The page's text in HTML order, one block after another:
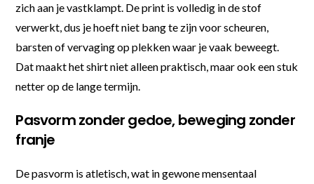
zich aan je vastklampt. De print is volledig in de stof
verwerkt, dus je hoeft niet bang te zijn voor scheuren,
barsten of vervaging op plekken waar je vaak beweegt.
Dat maakt het shirt niet alleen praktisch, maar ook een stuk
netter op de lange termijn.
Pasvorm zonder gedoe, beweging zonder
franje
De pasvorm is atletisch, wat in gewone mensentaal